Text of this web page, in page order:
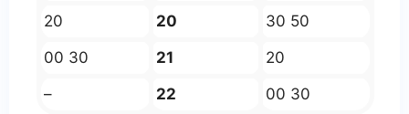
20
20
30 50
00 30
21
20
–
22 00 30